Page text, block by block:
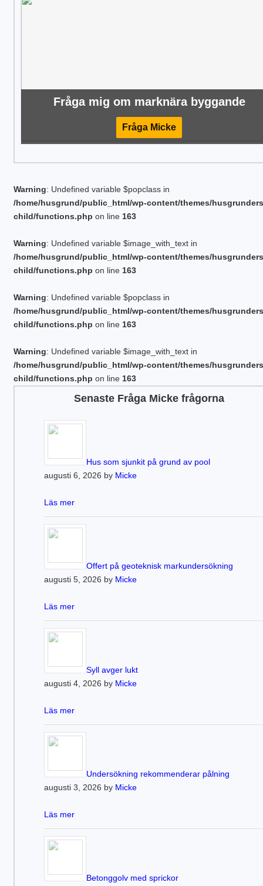
Fråga mig om marknära byggande
Fråga Micke
Warning: Undefined variable $popclass in
/home/husgrund/public_html/wp-content/themes/
child/functions.php on line 163
Warning: Undefined variable $image_with_text in
/home/husgrund/public_html/wp-content/themes/
child/functions.php on line 163
Warning: Undefined variable $popclass in
/home/husgrund/public_html/wp-content/themes/
child/functions.php on line 163
Warning: Undefined variable $image_with_text in
/home/husgrund/public_html/wp-content/themes/
child/functions.php on line 163
Senaste Fråga Micke frågorna
Hus som sjunkit på grund av pool
augusti 6, 2026 by Micke
Läs mer
Offert på geoteknisk markundersökning
augusti 5, 2026 by Micke
Läs mer
Syll avger lukt
augusti 4, 2026 by Micke
Läs mer
Undersökning rekommenderar pålning
augusti 3, 2026 by Micke
Läs mer
Betonggolv med sprickor